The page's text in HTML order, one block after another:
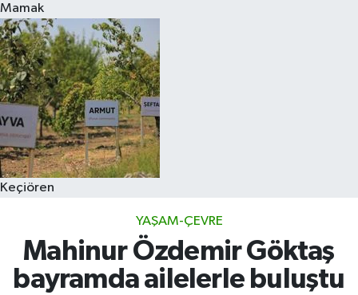
Mamak
Keçiören
YAŞAM-ÇEVRE
Mahinur Özdemir Göktaş
bayramda ailelerle buluştu